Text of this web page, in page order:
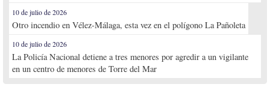
10 de julio de 2026
Otro incendio en Vélez-Málaga, esta vez en el polígono La Pañoleta
10 de julio de 2026
La Policía Nacional detiene a tres menores por agredir a un vigilante
en un centro de menores de Torre del Mar